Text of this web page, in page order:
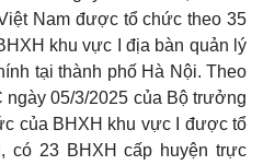
Nam được tổ chức theo 35
khu vực I địa bàn quản lý
tại thành phố Hà Nội. Theo
05/3/2025 của Bộ trưởng
của BHXH khu vực I được tổ
có 23 BHXH cấp huyện trực